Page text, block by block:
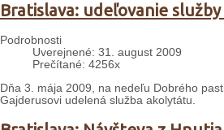
Bratislava: udeľovanie
Podrobnosti
Uverejnené: 31. august 2009
Prečítané: 4256x
Dňa 3. mája 2009, na nedeľu Dobrého
Gajderusovi udelená služba akolytátu.